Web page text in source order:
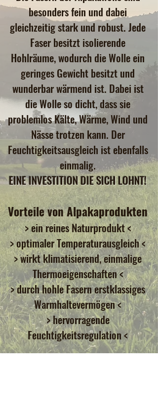
besonders fein und dabei
gleichzeitig stark und robust. Jede
Faser besitzt isolierende
Hohlräume, wodurch die Wolle ein
geringes Gewicht besitzt und
wunderbar wärmend ist. Dabei ist
die Wolle so dicht, dass sie
problemlos Kälte, Wärme, Wind und
Nässe trotzen kann. Der
Feuchtigkeitsausgleich ist ebenfalls
einmalig.
EINE INVESTITION DIE SICH LOHNT!
Vorteile von Alpakaprodukten
> ein reines Naturprodukt <
> optimaler Temperaturausgleich <
> wirkt klimatisierend, einmalige
Thermoeigenschaften <
> durch hohle Fasern erstklassiges
Warmhaltevermögen <
> hervorragende
Feuchtigkeitsregulation <